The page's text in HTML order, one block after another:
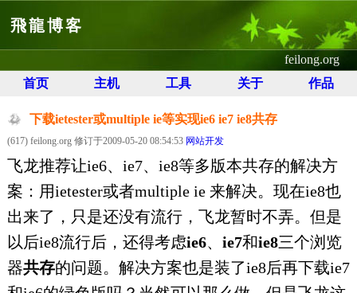
飛龍博客
feilong.org
首页
主机 工具 关于 作品
下载ietester或multiple ie等实现ie6 ie7 ie8共存
(617) feilong.org 修订于2009-05-20 08:54:53 网站开发
飞龙推荐让ie6、ie7、ie8等多版本共存的解决方
案：用ietester或者multiple ie 来解决。现在ie8也
出来了，只是还没有流行，飞龙暂时不弄。但是
以后ie8流行后，还得考虑ie6、 ie7和ie8三个浏览
器共存的问题。解决方案也是装了ie8后再下载ie7